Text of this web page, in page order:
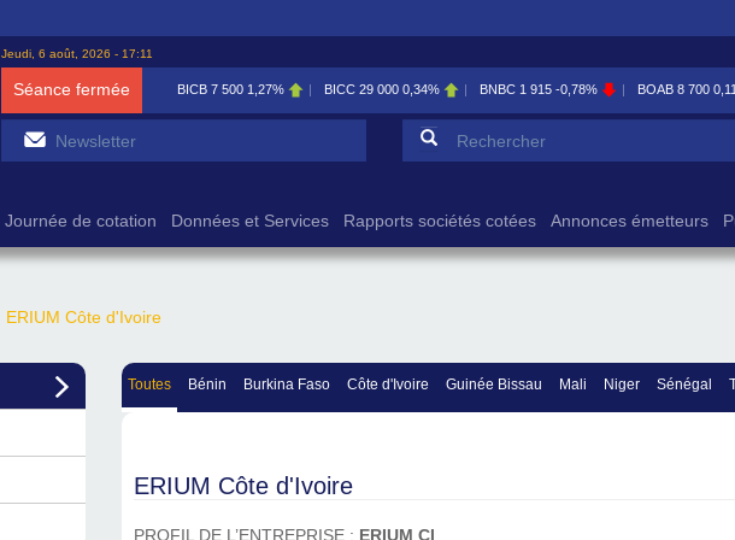
Jeudi, 6 août, 2026 - 17:11
Séance fermée 7 500 1,27% BICC 29 000 0,34% BNBC 1 915 -0,78% BOAB 8 700 0,11%
Formulaire de
Journée de cotation Données et Services Rapports sociétés cotées Annonces émetteurs
ERIUM Côte d'Ivoire
Toutes Bénin Burkina Faso Côte d'Ivoire Guinée Bissau Mali Niger Sénégal
ERIUM Côte d'Ivoire
PROFIL DE L’ENTREPRISE : ERIUM CI